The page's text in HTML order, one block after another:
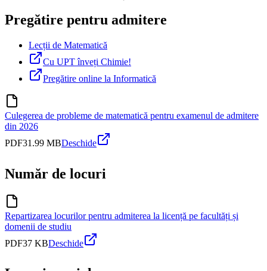
Pregătire pentru admitere
Lecții de Matematică
Cu UPT înveți Chimie!
Pregătire online la Informatică
Culegerea de probleme de matematică pentru examenul de admitere
din 2026
PDF31.99 MBDeschide
Număr de locuri
Repartizarea locurilor pentru admiterea la licență pe facultăți și
domenii de studiu
PDF37 KBDeschide